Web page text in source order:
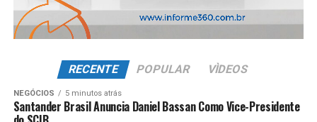
RECENTE POPULAR VÌDEOS
NEGÓCIOS 5 minutos atrás
Santander Brasil Anuncia Daniel Bassan Como Vice-Presidente